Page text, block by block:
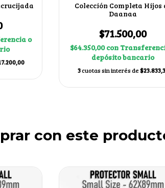
o
Colección Completa Hijos
Daanaa
$71.500,00
$64.350,00con
depósito bancario
3cuotas sin interés de
con este